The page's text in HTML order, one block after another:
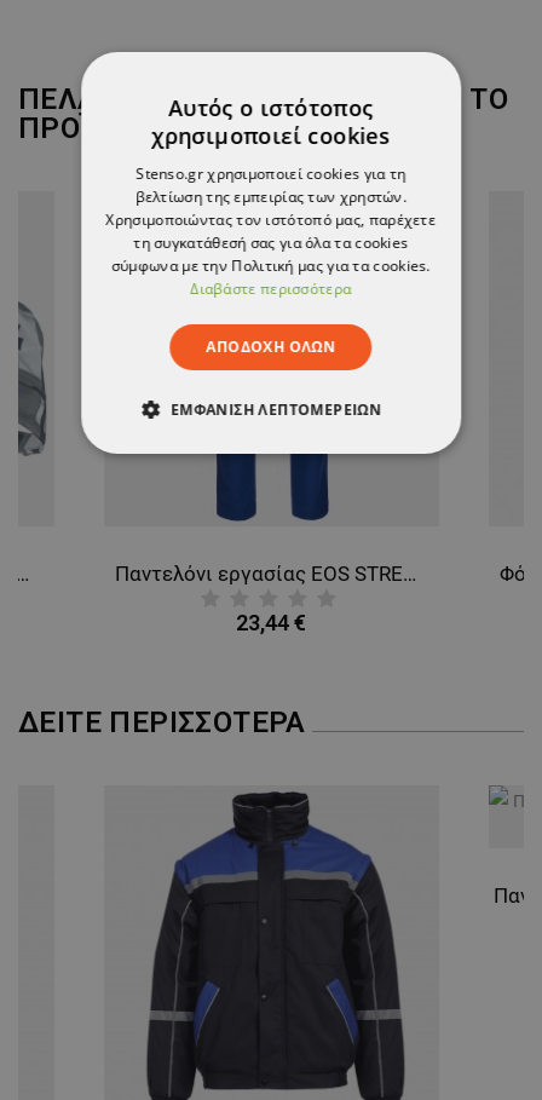
ΠΕΛΆΤΕΣ ΠΟΥ ΑΓΌΡΑΣΑΝ ΑΥΤΌ ΤΟ
ΠΡΟΪΌΝ, ΑΓΌΡΑΣΑΝ ΕΠΊΣΗΣ:
Καπέλο του μπέιζμπολ NEURUM ANTRACITE Παντελόνι εργασίας EOS STRETCH BLUE/GREY
23,44 €
ΔΕΊΤΕ ΠΕΡΙΣΣΌΤΕΡΑ
Αυτός ο ιστότοπος
χρησιμοποιεί cookies
Stenso.gr χρησιμοποιεί cookies για τη
βελτίωση της εμπειρίας των χρηστών.
Χρησιμοποιώντας τον ιστότοπό μας, παρέχετε
τη συγκατάθεσή σας για όλα τα cookies
σύμφωνα με την Πολιτική μας για τα cookies.
Διαβάστε περισσότερα
ΑΠΟΔΟΧΉ ΌΛΩΝ
ΕΜΦΆΝΙΣΗ ΛΕΠΤΟΜΕΡΕΙΏΝ
ΑΠΟΛΎΤΩΣ ΑΠΑΡΑΊΤΗΤΑ
ΑΠΌΔΟΣΗΣ ΣΤΌΧΕΥΣΗΣ
ΛΕΙΤΟΥΡΓΙΚΌΤΗΤΑΣ
ΜΗ ΤΑΞΙΝΟΜΗΜΈΝΑ